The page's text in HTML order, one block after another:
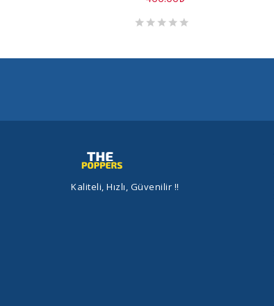
Kaliteli, Hızlı, Güvenilir !!